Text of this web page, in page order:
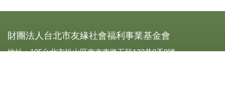
財團法人台北市友緣社會福利事業基金會
地址：105台北市松山區南京東路五段123巷8弄8號